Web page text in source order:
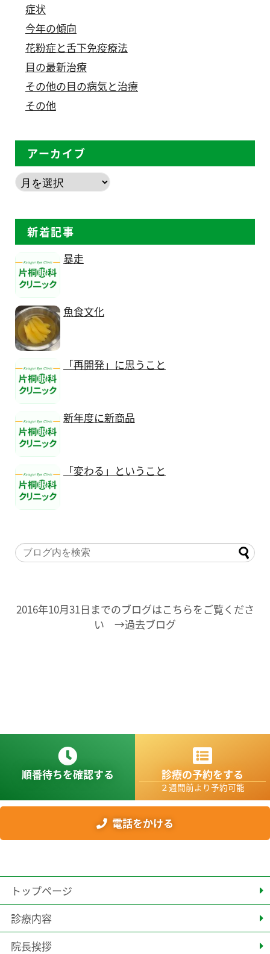
症状
今年の傾向
花粉症と舌下免疫療法
目の最新治療
その他の目の病気と治療
その他
アーカイブ
新着記事
暴走
魚食文化
「再開発」に思うこと
新年度に新商品
「変わる」ということ
2016年10月31日までのブログはこちらをご覧くださ
い →過去ブログ
順番待ちを確認する 診療の予約をする
２週間前より予約可能
電話をかける
トップページ
診療内容
院長挨拶